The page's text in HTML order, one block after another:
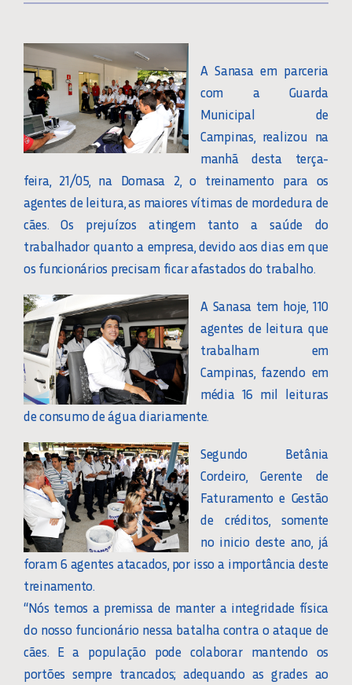
A Sanasa em parceria
com a Guarda
Municipal de
Campinas, realizou na
manhã desta terça-
feira, 21/05, na Domasa 2, o treinamento para os
agentes de leitura, as maiores vítimas de mordedura de
cães. Os prejuízos atingem tanto a saúde do
trabalhador quanto a empresa, devido aos dias em que
os funcionários precisam ficar afastados do trabalho.
A Sanasa tem hoje, 110
agentes de leitura que
trabalham em
Campinas, fazendo em
média 16 mil leituras
de consumo de água diariamente.
Segundo Betânia
Cordeiro, Gerente de
Faturamento e Gestão
de créditos, somente
no inicio deste ano, já
foram 6 agentes atacados, por isso a importância deste
treinamento.
“Nós temos a premissa de manter a integridade física
do nosso funcionário nessa batalha contra o ataque de
cães. E a população pode colaborar mantendo os
portões sempre trancados; adequando as grades ao